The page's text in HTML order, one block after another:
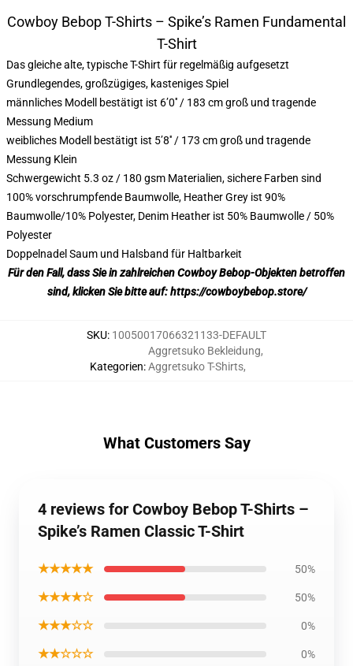
Cowboy Bebop T-Shirts – Spike’s Ramen Fundamental
T-Shirt
Das gleiche alte, typische T-Shirt für regelmäßig aufgesetzt
Grundlegendes, großzügiges, kasteniges Spiel
männliches Modell bestätigt ist 6’0′′ / 183 cm groß und tragende
Messung Medium
weibliches Modell bestätigt ist 5’8′′ / 173 cm groß und tragende
Messung Klein
Schwergewicht 5.3 oz / 180 gsm Materialien, sichere Farben sind
100% vorschrumpfende Baumwolle, Heather Grey ist 90%
Baumwolle/10% Polyester, Denim Heather ist 50% Baumwolle / 50%
Polyester
Doppelnadel Saum und Halsband für Haltbarkeit
Für den Fall, dass Sie in zahlreichen Cowboy Bebop-Objekten betroffen
sind, klicken Sie bitte auf:https://cowboybebop.store/
SKU: 10050017066321133-DEFAULT
Kategorien:
Aggretsuko Bekleidung,
Aggretsuko T-Shirts,
What Customers Say
4 reviews for Cowboy Bebop T-Shirts –
Spike’s Ramen Classic T-Shirt
★★★★★ 50%
★★★★☆ 50%
★★★☆☆ 0%
★★☆☆☆ 0%